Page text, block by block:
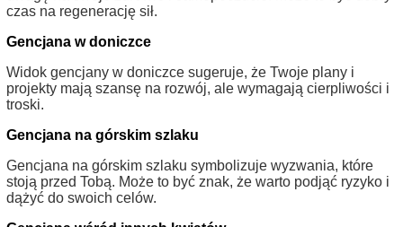
czas na regenerację sił.
Gencjana w doniczce
Widok gencjany w doniczce sugeruje, że Twoje plany i
projekty mają szansę na rozwój, ale wymagają cierpliwości i
troski.
Gencjana na górskim szlaku
Gencjana na górskim szlaku symbolizuje wyzwania, które
stoją przed Tobą. Może to być znak, że warto podjąć ryzyko i
dążyć do swoich celów.